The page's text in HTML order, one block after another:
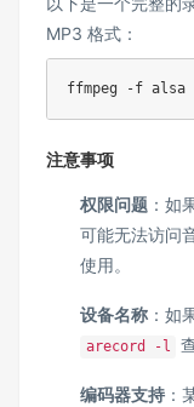
MP3 格式：
ffmpeg -f alsa
注意事项
权限问题 ：如
可能无法访问
使用。
设备名称 ：如
arecord -l
编码器支持 ：